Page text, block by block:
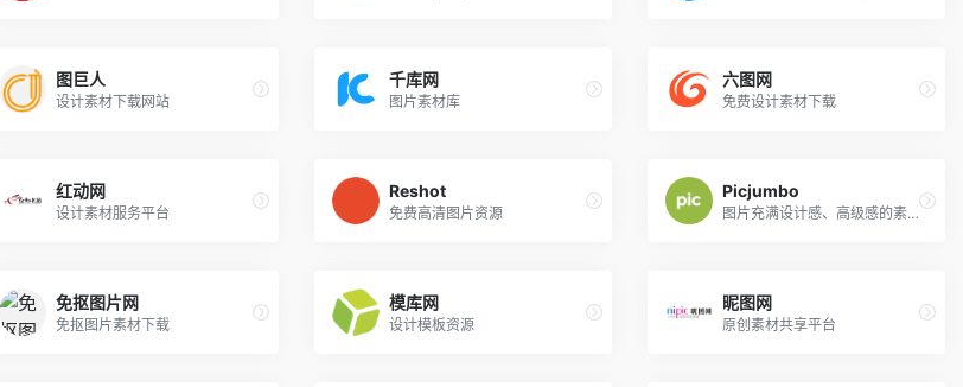
图巨人
设计素材下载网站
千库网
图片素材库
六图网
免费设计素材下载
红动网
设计素材服务平台
Reshot
免费高清图片资源
Picjumbo
图片充满设计感、高级感的素材网站
免抠图片网
免抠图片素材下载
模库网
设计模板资源
昵图网
原创素材共享平台